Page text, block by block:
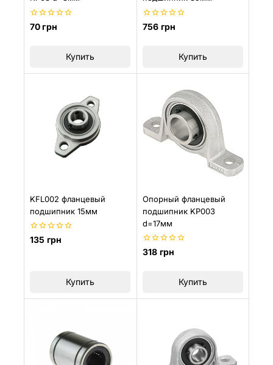
0
из
70грн
Купить
0
из
756 грн
Купить
KFL002 фланцевый
подшипник 15мм
0
135 грн
Купить
Опорный фланцевый
подшипник KP003
d=17мм
0
318 грн
Купить